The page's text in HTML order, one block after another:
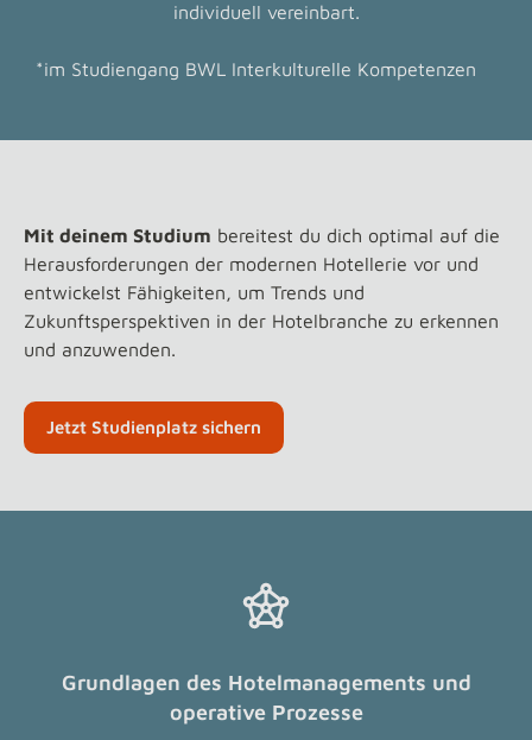
individuell vereinbart.
*im Studiengang BWL Interkulturelle Kompetenzen
Mit deinem Studium bereitest du dich optimal auf die
Herausforderungen der modernen Hotellerie vor und
entwickelst Fähigkeiten, um Trends und
Zukunftsperspektiven in der Hotelbranche zu erkennen
und anzuwenden.
Jetzt Studienplatz sichern
Grundlagen des Hotelmanagements und
operative Prozesse